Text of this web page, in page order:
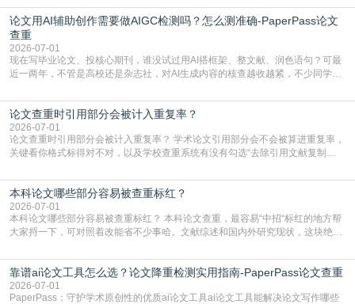
查数值误导。知网（CNKI）是学校定稿检测的绝对主流。本科用PMLC，含大学
生联合比对库，能比历届学长论文，硕博用VIP/TMLC，含学术论文联合比对
库，期刊投稿用AMLMC/SML
论文用AI辅助创作需要做AIGC检测吗？怎么测准确-PaperPass论文
查重
2026-07-01
现在写毕业论文、投核心期刊，谁没试过用AI搭框架、整文献、润色语句？可最
近一两年，不管是高校还是杂志社，对AI生成内容的核查越收越紧，不少同学投
真的太亏。提前做AIGC检测，已经成了很多过来人交稿前必做的一步。为什么
AIGC检测成了论文答辩投稿前的必备项？可能还有不少人觉得，我就用AI搭了个
框架，内容都是自己写的，至于做AIG
论文查重时引用部分会被计入重复率？
2026-07-01
论文查重时引用部分会被计入重复率？ 学术论文引用部分会不会被算进重复率，
关键看你格式标得对不对，以及学校查重系统有没有勾选“去除引用文献复制
独占一行，每条文献用[1][2]方括号编号、与正文一一对应，著录项符合GB/T
7714（作者、题名、刊名、年、卷期、页码齐全，标点用半角）；查重系统识别
成功后通常把这段标为引用，
本科论文哪些部分容易被查重标红？
2026-07-01
本科论文哪些部分容易被查重标红？ 本科论文查重，最容易“中招“标红的地方帮
大家捋一下，可对照着改能省不少事哈。文献综述和国内外研究现状，这块绝对
乎一模一样的话，你要是直接复制百度百科、教材或别人写好的综述段落，系统
一抓一个准，整段飘红。研究背景、意义和方法描述也是不可避免，比如“本文采
用问卷调查法““运用SPSS软件进行数据分
靠谱ai论文工具怎么选？论文降重检测实用指南-PaperPass论文查重
2026-07-01
PaperPass：守护学术原创性的优质ai论文工具ai论文工具能解决论文写作哪些